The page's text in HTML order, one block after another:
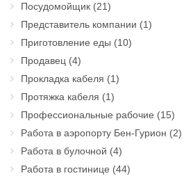
Посудомойщик (21)
Представитель компании (1)
Приготовление еды (10)
Продавец (4)
Прокладка кабеля (1)
Протяжка кабеля (1)
Профессиональные рабочие (15)
Работа в аэропорту Бен-Гурион (2)
Работа в булочной (4)
Работа в гостинице (44)